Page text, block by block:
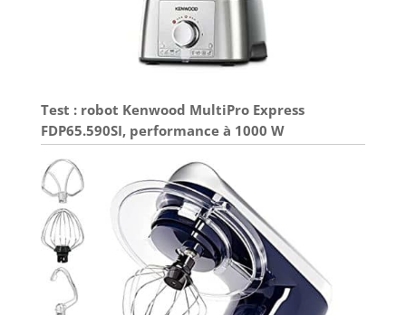
Test : robot Kenwood MultiPro Express
FDP65.590SI, performance à 1000 W